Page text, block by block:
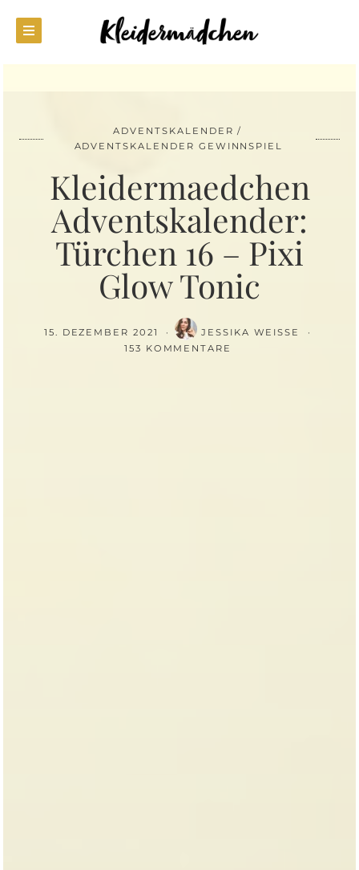
ADVENTSKALENDER
ADVENTSKALENDER GEWINNSPIEL
Kleidermaedchen
Adventskalender:
Türchen 16 – Pixi
Glow Tonic
15. DEZEMBER 2021
JESSIKA WEISSE
153 KOMMENTARE